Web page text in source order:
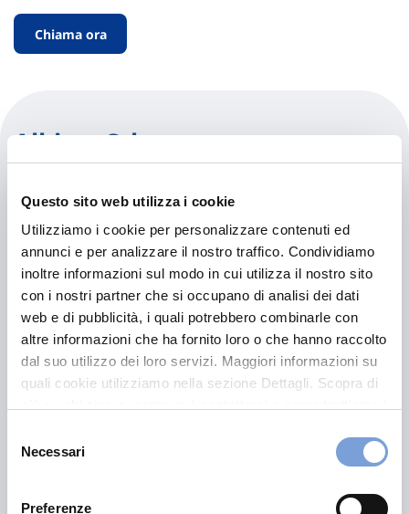
Questo sito web utilizza i cookie
Utilizziamo i cookie per personalizzare contenuti ed
annunci e per analizzare il nostro traffico. Condividiamo
inoltre informazioni sul modo in cui utilizza il nostro sito
con i nostri partner che si occupano di analisi dei dati
web e di pubblicità, i quali potrebbero combinarle con
altre informazioni che ha fornito loro o che hanno raccolto
dal suo utilizzo dei loro servizi. Maggiori informazioni su
quali cookie utilizziamo nella sezione Dettagli. Scopra di
può trovare nel footer del sito nella sezione "Informativa
delNecessari
Preferenze
Chiama ora
Albicar Srl
Autorizzata:
OPEL
Via Dell'Artigianato 4
35020 Albignasego (PD)
Indicazioni
0498626735
CARROZZERIA@ALBICAR.IT